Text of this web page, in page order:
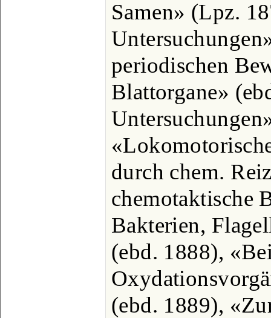
Samen» (Lpz.
periodischen
Blattorgane»
durch chem.
chemotaktische
Bakterien,
(ebd. 1888),
(ebd. 1889),